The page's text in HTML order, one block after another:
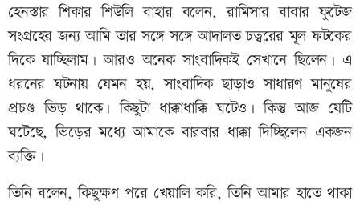
হেনস্তার শিকার শিউলি বাহার বলেন, রামিসার বাবার ফুটেজ
সংগ্রহের জন্য আমি তার সঙ্গে সঙ্গে আদালত চত্বরের মূল ফটকের
দিকে যাচ্ছিলাম। আরও অনেক সাংবাদিকই সেখানে ছিলেন। এ
ধরনের ঘটনায় যেমন হয়, সাংবাদিক ছাড়াও সাধারণ মানুষের
প্রচণ্ড ভিড় থাকে। কিছুটা ধাক্কাধাক্কি ঘটেও। কিন্তু আজ যেটি
ঘটেছে, ভিড়ের মধ্যে আমাকে বারবার ধাক্কা দিচ্ছিলেন একজন
ব্যক্তি।
তিনি বলেন, কিছুক্ষণ পরে খেয়ালি করি, তিনি আমার হাতে থাকা